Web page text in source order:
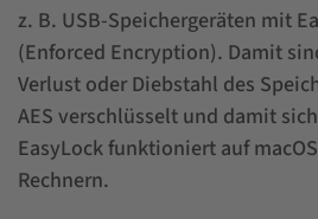
z. B. USB-Speichergeräten mit
(Enforced Encryption). Damit
Verlust oder Diebstahl des
AES verschlüsselt und damit
EasyLock funktioniert auf
Rechnern.